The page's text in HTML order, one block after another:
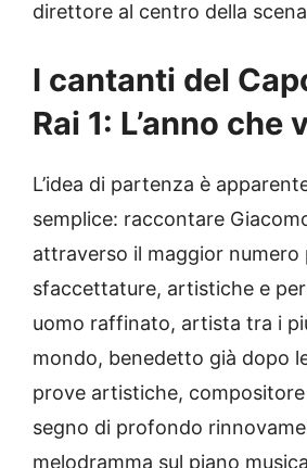
direttore al centro della
I cantanti del
Rai 1: L’anno che
L’idea di partenza è
semplice: raccontare
attraverso il maggior numero
sfaccettature, artistiche e
uomo raffinato, artista tra i
mondo, benedetto già dopo
prove artistiche,
segno di profondo
melodramma sul piano